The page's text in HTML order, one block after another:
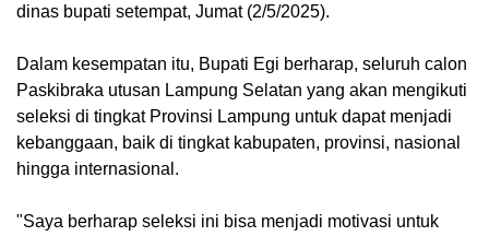
dinas bupati setempat, Jumat (2/5/2025).
Dalam kesempatan itu, Bupati Egi berharap, seluruh calon
Paskibraka utusan Lampung Selatan yang akan mengikuti
seleksi di tingkat Provinsi Lampung untuk dapat menjadi
kebanggaan, baik di tingkat kabupaten, provinsi, nasional
hingga internasional.
"Saya berharap seleksi ini bisa menjadi motivasi untuk